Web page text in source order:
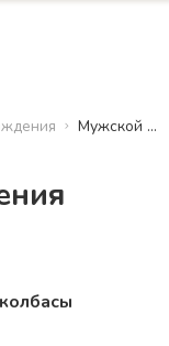
Мужской день рождения